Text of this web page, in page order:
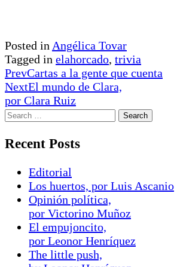
Posted in Angélica Tovar
Tagged in elahorcado, trivia
PrevCartas a la gente que cuenta
NextEl mundo de Clara,
por Clara Ruiz
Recent Posts
Editorial
Los huertos, por Luis Ascanio
Opinión política,
por Victorino Muñoz
El empujoncito,
por Leonor Henríquez
The little push,